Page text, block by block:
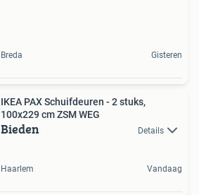
Breda Gisteren
IKEA PAX Schuifdeuren - 2 stuks,
100x229 cm ZSM WEG
Bieden Details
Haarlem Vandaag